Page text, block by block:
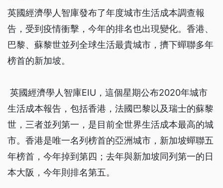
英國經濟學人智庫發布了年度城市生活成本調查報
告，受到疫情衝擊，今年的排名也出現變化。香港、
巴黎、蘇黎世並列全球生活最貴城市，擠下蟬聯多年
榜首的新加坡。
英國經濟學人智庫EIU，這個星期公布2020年城市
生活成本報告，包括香港，法國巴黎以及瑞士的蘇黎
世，三者並列第一，是目前全世界生活成本最高的城
市。香港是唯一名列榜首的亞洲城市，新加坡蟬聯五
年榜首，今年掉到第四；去年與新加坡同列第一的日
本大阪，今年則排名第五。